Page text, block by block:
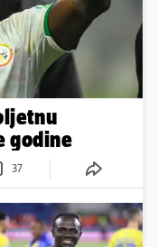
godine
37